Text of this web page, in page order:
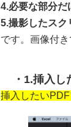
4.必要な部分だ
5.撮影したスク
です。画像付き
1.挿入し
挿入したい